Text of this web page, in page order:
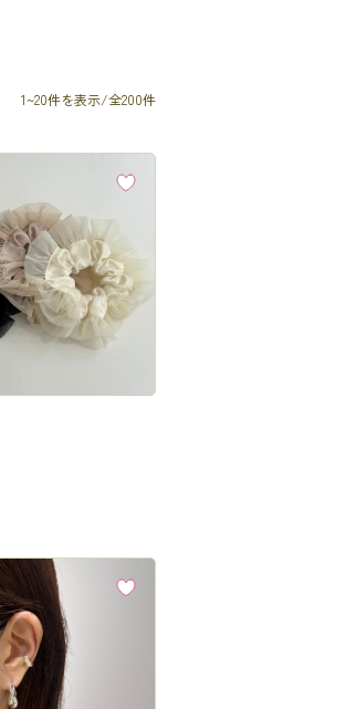
1~20件を表示/全200件